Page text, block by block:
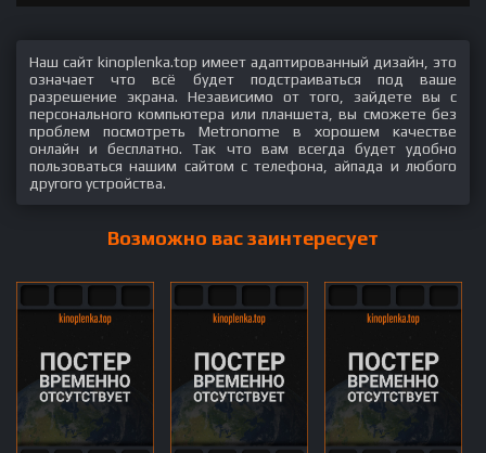
Наш сайт kinoplenka.top имеет адаптированный дизайн, это
означает что всё будет подстраиваться под ваше
разрешение экрана. Независимо от того, зайдете вы с
персонального компьютера или планшета, вы сможете без
проблем посмотреть Metronome в хорошем качестве
онлайн и бесплатно. Так что вам всегда будет удобно
пользоваться нашим сайтом с телефона, айпада и любого
другого устройства.
Возможно вас заинтересует